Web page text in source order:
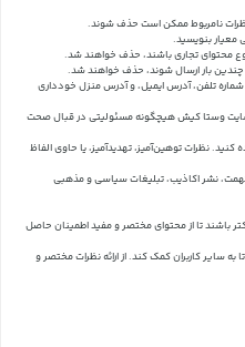
نامربوط ممکن است حذف شوند.
معیار بنویسید.
محتوای تجاری باشند، حذف خواهند شد.
چندین بار ارسال شوند، حذف خواهند شد.
تلفن، آدرس ایمیل، و آدرس منزل خودداری
وستا کیش هیچگونه مسئولیتی در قبال صحت
کنید. نظرات توهین‌آمیز، تهدیدآمیز، یا حاوی الفاظ
تهمت، نشر اکاذیب، تبلیغات سیاسی و مذهبی
حداقل شامل 50 کاراکتر و حداکثر 500 کاراکتر باشند تا از محتوای مختصر و مفید اطمینان حاصل
به سایر کاربران کمک کند.از ارائه نظرات مختصر و